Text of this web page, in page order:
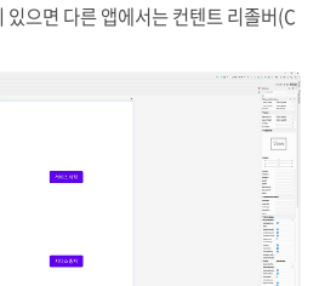
으면 다른 앱에서는 컨텐트 리졸버(C
이 특정 앱이 아니더라도 안드로이드
, 음악 데이터 등 여러 가지 데이터를
공하고 있으므로 컨텐트 리졸버를 통해
니다. 현재 휴대폰에 저장된 음악목록
트 리졸버의 활용방법을 간단히 알아보
-> manifests -> AndroidManifest.x